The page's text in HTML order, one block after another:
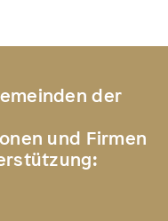
der
und Firmen